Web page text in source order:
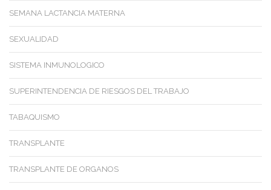
SEMANA LACTANCIA MATERNA
SEXUALIDAD
SISTEMA INMUNOLOGICO
SUPERINTENDENCIA DE RIESGOS DEL TRABAJO
TABAQUISMO
TRANSPLANTE
TRANSPLANTE DE ORGANOS